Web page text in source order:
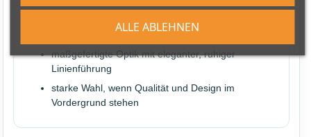
und anspruchsvolle Einrichtungen
maßgefertigte Optik mit eleganter, ruhiger
Linienführung
starke Wahl, wenn Qualität und Design im
Vordergrund stehen
ALLE ABLEHNEN